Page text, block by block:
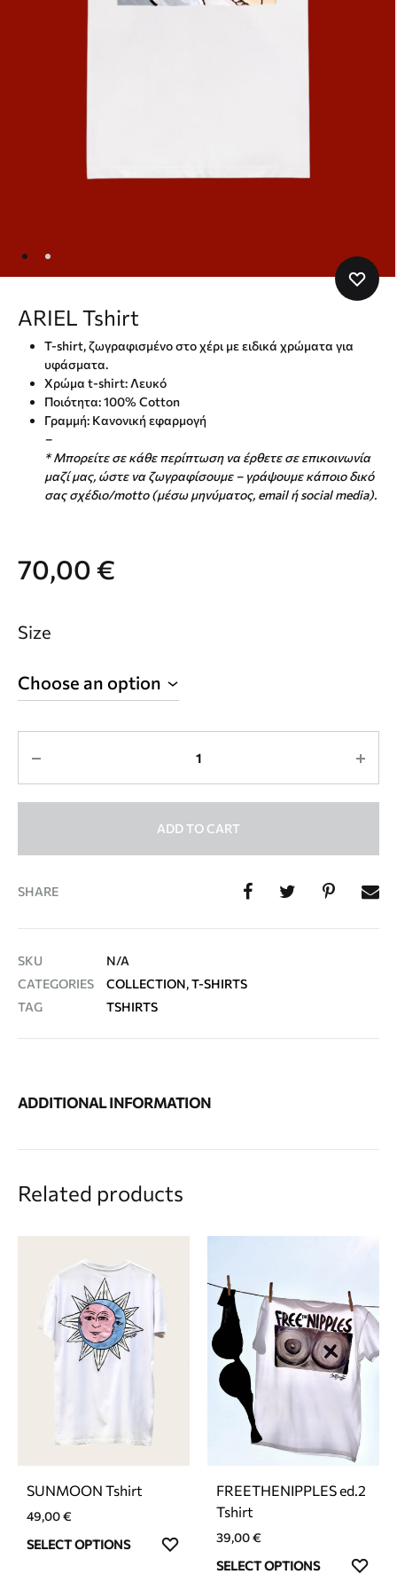
ARIEL Tshirt
T-shirt, ζωγραφισμένo στο χέρι με ειδικά χρώματα για
υφάσματα.
Χρώμα t-shirt: Λευκό
Ποιότητα: 100% Cotton
Γραμμή: Κανονική εφαρμογή
–
* Μπορείτε σε κάθε περίπτωση να έρθετε σε επικοινωνία
μαζί μας, ώστε να ζωγραφίσουμε – γράψουμε κάποιο δικό
σας σχέδιο/motto (μέσω μηνύματος, email ή social media).
70,00€
Size
ADD TO CART
SHARE
SKU
N/A
CATEGORIES
COLLECTION,T-SHIRTS
TAG
TSHIRTS
ADDITIONAL INFORMATION
Related products
SUNMOON Tshirt
49,00€
SELECT OPTIONS
This
FREETHENIPPLES ed.2
Tshirt
39,00€
SELECT OPTIONS
This